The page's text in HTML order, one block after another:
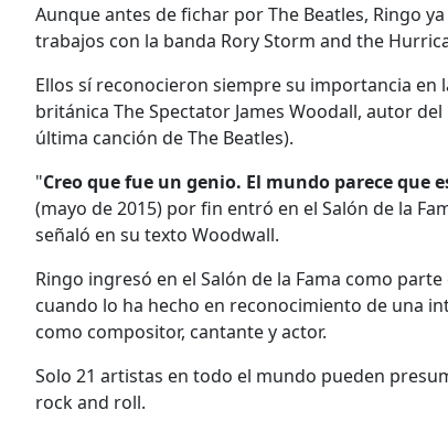
Aunque antes de fichar por The Beatles, Ringo
trabajos con la banda Rory Storm and the
Ellos sí reconocieron siempre su importancia en
británica The Spectator James Woodall, autor
última canción de The Beatles).
"Creo que fue un genio. El mundo parece que
(mayo de 2015) por fin entró en el Salón de la
señaló en su texto Woodwall.
Ringo ingresó en el Salón de la Fama como
cuando lo ha hecho en reconocimiento de una
como compositor, cantante y actor.
Solo 21 artistas en todo el mundo pueden
rock and roll.